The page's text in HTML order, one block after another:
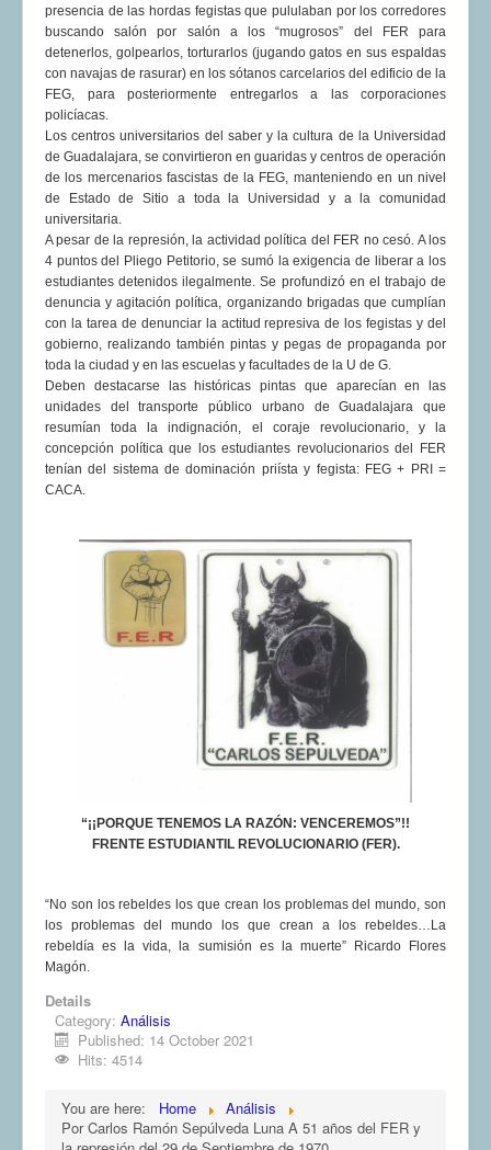
presencia de las hordas fegistas que pululaban por los corredores
buscando salón por salón a los “mugrosos” del FER para
detenerlos, golpearlos, torturarlos (jugando gatos en sus espaldas
con navajas de rasurar) en los sótanos carcelarios del edificio de la
FEG, para posteriormente entregarlos a las corporaciones
policíacas.
Los centros universitarios del saber y la cultura de la Universidad
de Guadalajara, se convirtieron en guaridas y centros de operación
de los mercenarios fascistas de la FEG, manteniendo en un nivel
de Estado de Sitio a toda la Universidad y a la comunidad
universitaria.
A pesar de la represión, la actividad política del FER no cesó. A los
4 puntos del Pliego Petitorio, se sumó la exigencia de liberar a los
estudiantes detenidos ilegalmente. Se profundizó en el trabajo de
denuncia y agitación política, organizando brigadas que cumplían
con la tarea de denunciar la actitud represiva de los fegistas y del
gobierno, realizando también pintas y pegas de propaganda por
toda la ciudad y en las escuelas y facultades de la U de G.
Deben destacarse las históricas pintas que aparecían en las
unidades del transporte público urbano de Guadalajara que
resumían toda la indignación, el coraje revolucionario, y la
concepción política que los estudiantes revolucionarios del FER
tenían del sistema de dominación priísta y fegista: FEG + PRI =
CACA.
“¡¡PORQUE TENEMOS LA RAZÓN: VENCEREMOS”!!
FRENTE ESTUDIANTIL REVOLUCIONARIO (FER).
“No son los rebeldes los que crean los problemas del mundo, son
los problemas del mundo los que crean a los rebeldes…La
rebeldía es la vida, la sumisión es la muerte” Ricardo Flores
Magón.
Details
Category: Análisis
Published: 14 October 2021
Hits: 4514
You are here: Home
Análisis
Por Carlos Ramón Sepúlveda Luna A 51 años del FER y